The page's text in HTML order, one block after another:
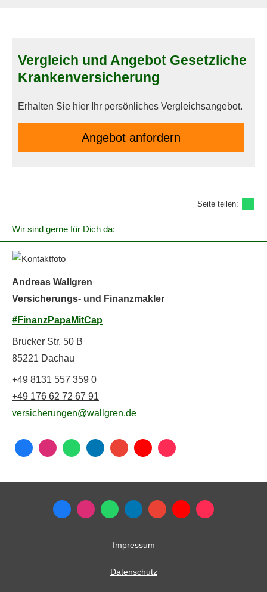
Vergleich und Angebot Gesetzliche
Kranken­ver­si­che­rung
Erhalten Sie hier Ihr persönliches Vergleichsangebot.
An­ge­bot an­for­dern
Seite teilen:
Wir sind gerne für Dich da:
Andreas Wallgren
Versicherungs- und Finanzmakler
#FinanzPapaMitCap
Brucker Str. 50 B
85221 Dachau
+49 8131 557 359 0
+49 176 62 72 67 91
versicherungen@wallgren.de
Impressum
Datenschutz